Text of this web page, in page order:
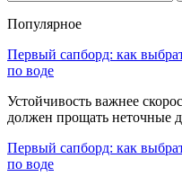
Популярное
Первый сапборд: как
по воде
Устойчивость важнее
должен прощать неточные
Первый сапборд: как
по воде